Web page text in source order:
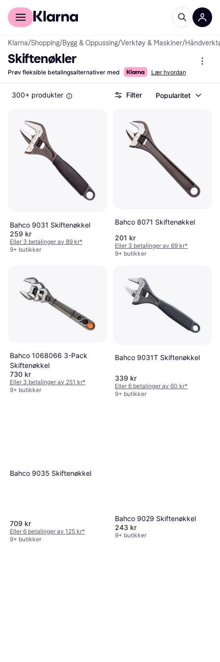
For kunder
Klarna/Shopping/Bygg & Oppussing/Verktøy & Maskiner/
Skiftenøkler
Prøv fleksible betalingsalternativer med Lær hvordan
300+ produkter Filter Popularitet
Bahco 9031 Skiftenøkkel
259 kr
Eller 3 betalinger av 89 kr*
9+ butikker
Bahco 8071 Skiftenøkkel
201 kr
Eller 3 betalinger av 69 kr*
9+ butikker
Bahco 1068066 3-Pack
Skiftenøkkel
730 kr
Eller 3 betalinger av 251 kr*
9+ butikker
Bahco 9031T Skiftenøkkel
339 kr
Eller 6 betalinger av 60 kr*
9+ butikker
Bahco 9035 Skiftenøkkel
709 kr
Eller 6 betalinger av 125 kr*
9+ butikker
Bahco 9029 Skiftenøkkel
243 kr
9+ butikker